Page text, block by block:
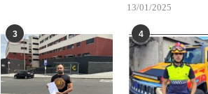
13/01/2025
3 4